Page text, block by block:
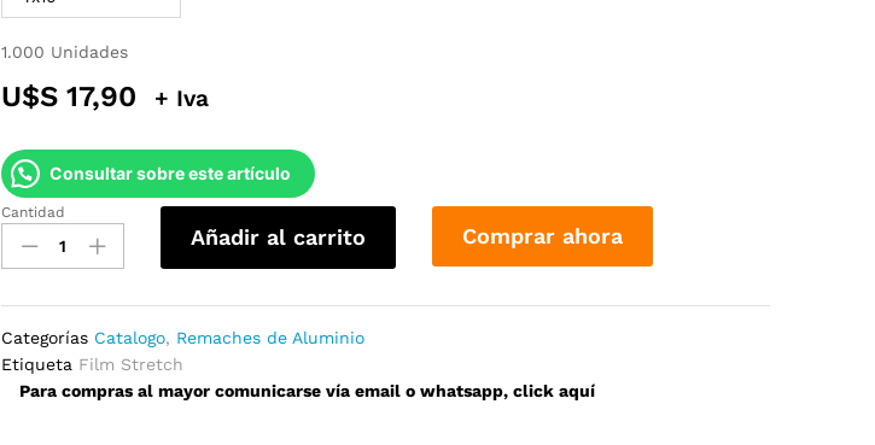
1.000 Unidades
U$S 17,90 + Iva
Consultar sobre este artículo
Remache
Aluminio
Cabeza
4mm
quantity
Cantidad
Añadir al carrito Comprar ahora
Categorías Catalogo, Remaches de Aluminio
Etiqueta Film Stretch
Para compras al mayor comunicarse vía email o whatsapp, click aquí